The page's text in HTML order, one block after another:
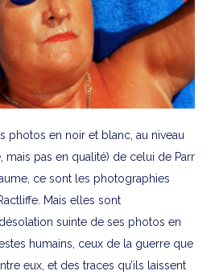
photos en noir et blanc, au niveau
mais pas en qualité) de celui de Parr
ce sont les photographies
Mais elles sont
suinte de ses photos en
humains, ceux de la guerre que
eux, et des traces qu’ils laissent